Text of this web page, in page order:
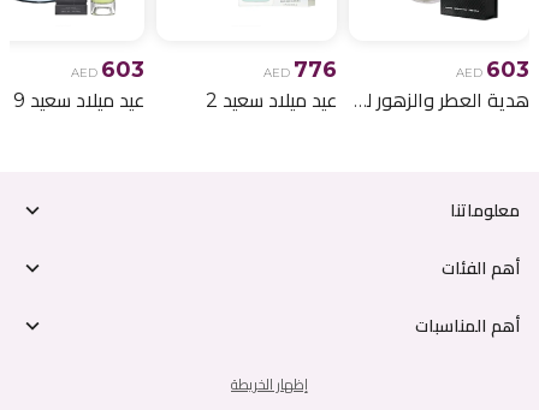
AED 603
هدية العطر والزهور لعيد الميلاد 6
AED 776
عيد ميلاد سعيد 2
AED 603
عيد ميلاد سعيد 9
معلوماتنا
أهم الفئات
أهم المناسبات
إظهار الخريطة